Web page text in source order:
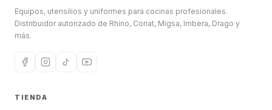
Equipos, utensilios y uniformes para cocinas profesionales.
Distribuidor autorizado de Rhino, Coriat, Migsa, Imbera, Drago y
más.
TIENDA